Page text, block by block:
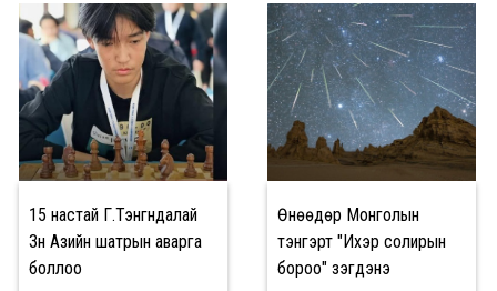
15 настай Г.Тэнгүүндалай
Зүүн Азийн шатрын аварга
боллоо
Өнөөдөр Монголын
тэнгэрт "Ихэр солирын
бороо" үзэгдэнэ